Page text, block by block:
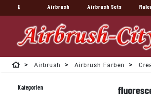
Airbrush Airbrush Sets
Airbrush Airbrush Farben
Kategorien